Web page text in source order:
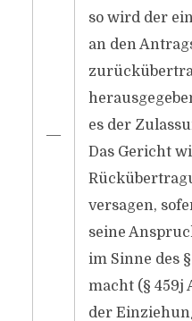
―
so wird der
an den
es der
Das Gericht
versagen,
seine
im Sinne des
macht (§ 459j
der